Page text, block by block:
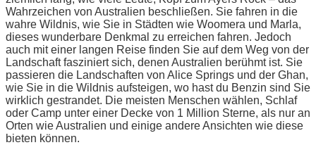
Wahrzeichen von Australien beschließen. Sie fahren in die
wahre Wildnis, wie Sie in Städten wie Woomera und Marla,
dieses wunderbare Denkmal zu erreichen fahren. Jedoch
auch mit einer langen Reise finden Sie auf dem Weg von der
Landschaft fasziniert sich, denen Australien berühmt ist. Sie
passieren die Landschaften von Alice Springs und der Ghan,
wie Sie in die Wildnis aufsteigen, wo hast du Benzin sind Sie
wirklich gestrandet. Die meisten Menschen wählen, Schlaf
oder Camp unter einer Decke von 1 Million Sterne, als nur an
Orten wie Australien und einige andere Ansichten wie diese
bieten können.